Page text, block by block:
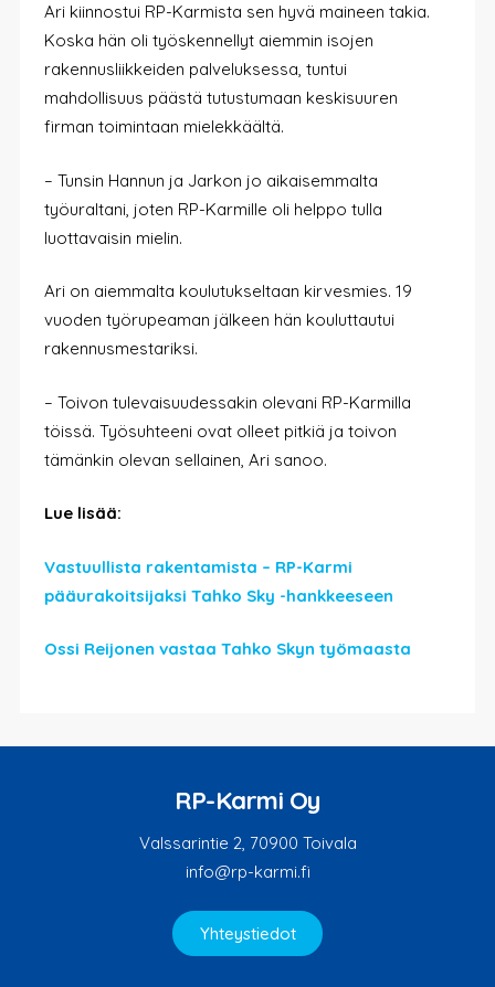
Ari kiinnostui RP-Karmista sen hyvä maineen takia.
Koska hän oli työskennellyt aiemmin isojen
rakennusliikkeiden palveluksessa, tuntui
mahdollisuus päästä tutustumaan keskisuuren
firman toimintaan mielekkäältä.
– Tunsin Hannun ja Jarkon jo aikaisemmalta
työuraltani, joten RP-Karmille oli helppo tulla
luottavaisin mielin.
Ari on aiemmalta koulutukseltaan kirvesmies. 19
vuoden työrupeaman jälkeen hän kouluttautui
rakennusmestariksi.
– Toivon tulevaisuudessakin olevani RP-Karmilla
töissä. Työsuhteeni ovat olleet pitkiä ja toivon
tämänkin olevan sellainen, Ari sanoo.
Lue lisää:
Vastuullista rakentamista – RP-Karmi
pääurakoitsijaksi Tahko Sky -hankkeeseen
Ossi Reijonen vastaa Tahko Skyn työmaasta
RP-Karmi Oy
Valssarintie 2, 70900 Toivala
info@rp-karmi.fi
Yhteystiedot